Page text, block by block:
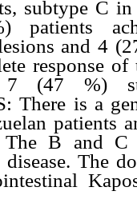
subtype C
patients
and 4
response
7 (47 %)
There is a
patients
The B and C
The